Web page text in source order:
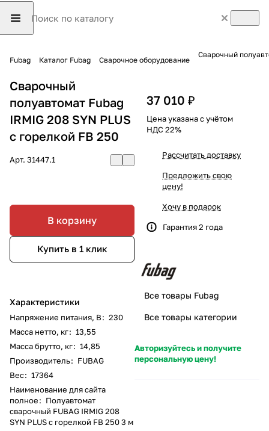
Fubag Каталог Fubag Сварочное оборудование
Сварочный
Сварочный
полуавтомат Fubag
IRMIG 208 SYN PLUS
c горелкой FB 250
Арт. 31447.1
В корзину
Купить в 1 клик
Характеристики
Напряжение питания, В: 230
Масса нетто, кг: 13,55
Масса брутто, кг: 14,85
Производитель: FUBAG
Вес: 17364
Наименование для сайта
полное: Полуавтомат
сварочный FUBAG IRMIG 208
SYN PLUS c горелкой FB 250 3 м
37 010 ₽
Цена указана с учётом
НДС 22%
Рассчитать доставку
Предложить свою
цену!
Хочу в подарок
Гарантия 2 года
Все товары Fubag
Все товары категории
Авторизуйтесь и получите
персональную цену!